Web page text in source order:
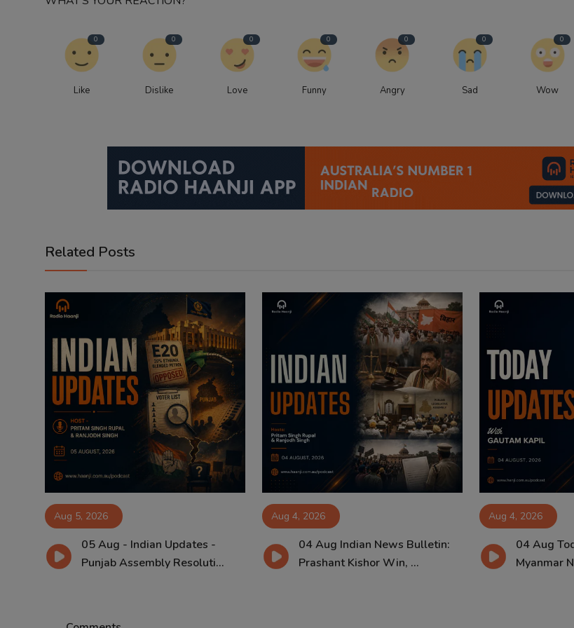
0
Like
0
Dislike
0
Love
0
Funny
0
Angry
0
Sad
0
Wow
Related Posts
Aug 5, 2026
05 Aug - Indian Updates -
Punjab Assembly Resoluti...
Aug 4, 2026
04 Aug Indian News Bulletin:
Prashant Kishor Win, ...
Aug 4, 2026
04 Aug
Myanmar